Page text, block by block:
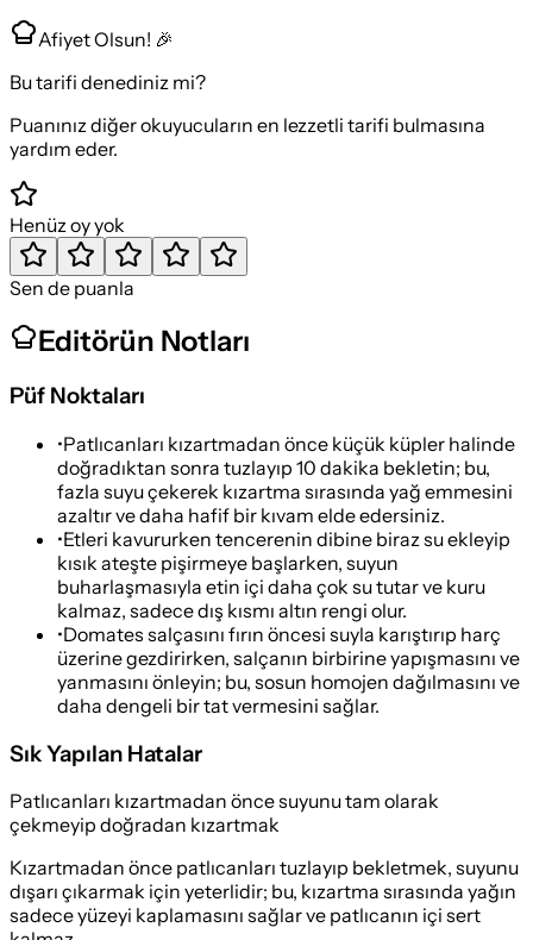
Afiyet Olsun! 🎉
Bu tarifi denediniz mi?
Puanınız diğer okuyucuların en lezzetli tarifi bulmasına
yardım eder.
Henüz oy yok
Sen de puanla
Editörün Notları
Püf Noktaları
•Patlıcanları kızartmadan önce küçük küpler halinde
doğradıktan sonra tuzlayıp 10 dakika bekletin; bu,
fazla suyu çekerek kızartma sırasında yağ emmesini
azaltır ve daha hafif bir kıvam elde edersiniz.
•Etleri kavururken tencerenin dibine biraz su ekleyip
kısık ateşte pişirmeye başlarken, suyun
buharlaşmasıyla etin içi daha çok su tutar ve kuru
kalmaz, sadece dış kısmı altın rengi olur.
•Domates salçasını fırın öncesi suyla karıştırıp harç
üzerine gezdirirken, salçanın birbirine yapışmasını ve
yanmasını önleyin; bu, sosun homojen dağılmasını ve
daha dengeli bir tat vermesini sağlar.
Sık Yapılan Hatalar
Patlıcanları kızartmadan önce suyunu tam olarak
çekmeyip doğradan kızartmak
Kızartmadan önce patlıcanları tuzlayıp bekletmek, suyunu
dışarı çıkarmak için yeterlidir; bu, kızartma sırasında yağın
sadece yüzeyi kaplamasını sağlar ve patlıcanın içi sert